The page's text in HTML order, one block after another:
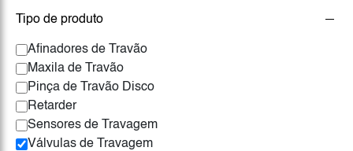
Tipo de produto
Afinadores de Travão
Maxila de Travão
Pinça de Travão Disco
Retarder
Sensores de Travagem
Válvulas de Travagem